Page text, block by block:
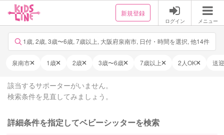
新規登録
ログイン メニュー
1歳, 2歳, 3歳〜6歳, 7歳以上, 大阪府泉南市, 日付・時間を選択, 他14件
泉南市 1歳 2歳 3歳〜6歳 7歳以上 2人OK 送
該当するサポーターがいません。
検索条件を見直してみましょう。
詳細条件を指定してベビーシッターを検索